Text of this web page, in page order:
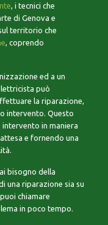
, i tecnici che
di Genova e
territorio che
, coprendo
ed a un
può
la riparazione,
intervento. Questo
in maniera
e fornendo una
bisogno della
una riparazione sia su
chiamare
in poco tempo.